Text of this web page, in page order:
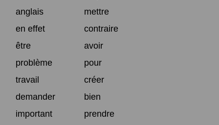
anglais
mettre
en effet
contraire
être
avoir
problème
pour
travail
créer
demander
bien
important
prendre